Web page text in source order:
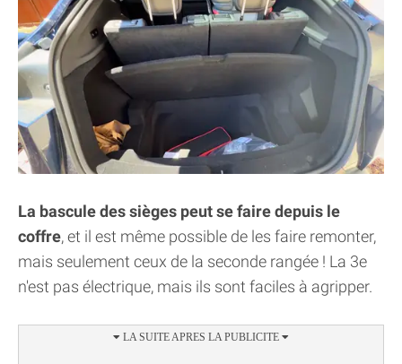
La bascule des sièges peut se faire depuis le
coffre, et il est même possible de les faire remonter,
mais seulement ceux de la seconde rangée ! La 3e
n'est pas électrique, mais ils sont faciles à agripper.